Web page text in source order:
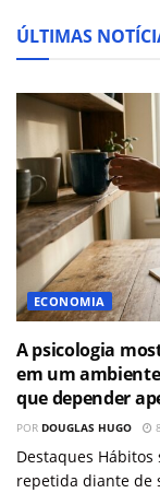
ÚLTIMAS
ECONOMIA
A psicologia
em um
que depender
POR DOUGLAS HUGO
Destaques
repetida diante de